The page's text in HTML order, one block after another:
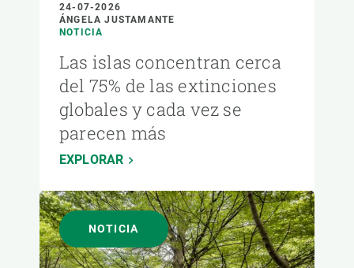
24-07-2026
ÁNGELA JUSTAMANTE
NOTICIA
Las islas concentran cerca
del 75% de las extinciones
globales y cada vez se
parecen más
EXPLORAR
NOTICIA